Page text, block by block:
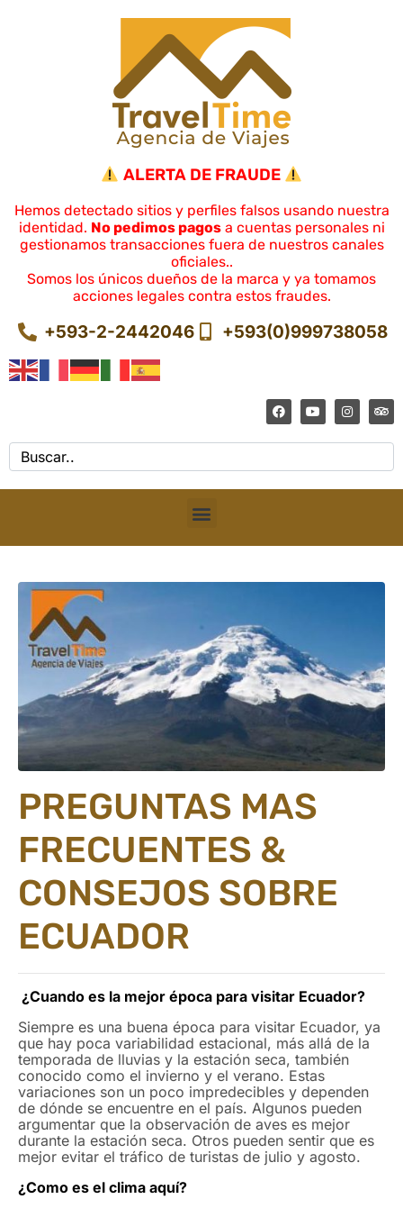
ALERTA DE FRAUDE
Hemos detectado sitios y perfiles falsos usando nuestra
identidad. No pedimos pagosa cuentas personales ni
gestionamos transacciones fuera de nuestros canales
oficiales..
Somos los únicos dueños de la marca y ya tomamos
acciones legales contra estos fraudes.
+593-2-2442046 +593(0)999738058
PREGUNTAS MAS
FRECUENTES &
CONSEJOS SOBRE
ECUADOR
¿Cuando es la mejor época para visitar Ecuador?
Siempre es una buena época para visitar Ecuador, ya
que hay poca variabilidad estacional, más allá de la
temporada de lluvias y la estación seca, también
conocido como el invierno y el verano. Estas
variaciones son un poco impredecibles y dependen
de dónde se encuentre en el país. Algunos pueden
argumentar que la observación de aves es mejor
durante la estación seca. Otros pueden sentir que es
mejor evitar el tráfico de turistas de julio y agosto.
¿Como es el clima aquí?